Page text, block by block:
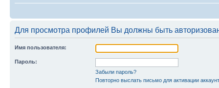
Для просмотра профилей Вы должны быть
Имя пользователя:
Пароль:
Забыли пароль?
Повторно выслать письмо для активации